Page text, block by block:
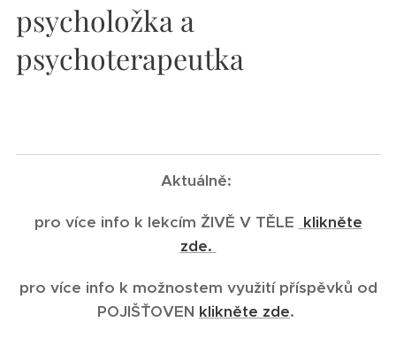
psycholožka a
psychoterapeutka
Aktuálně:
pro více info k lekcím ŽIVĚ V TĚLE klikněte
zde.
pro více info k možnostem využití příspěvků od
POJIŠŤOVEN klikněte zde.